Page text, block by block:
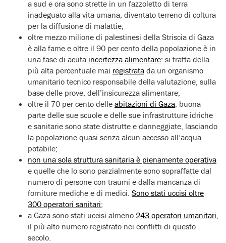
a sud e ora sono strette in un fazzoletto di terra
inadeguato alla vita umana, diventato terreno di coltura
per la diffusione di malattie;
oltre mezzo milione di palestinesi della Striscia di Gaza
è alla fame e oltre il 90 per cento della popolazione è in
una fase di acuta incertezza alimentare: si tratta della
più alta percentuale mai registrata da un organismo
umanitario tecnico responsabile della valutazione, sulla
base delle prove, dell’insicurezza alimentare;
oltre il 70 per cento delle abitazioni di Gaza , buona
parte delle sue scuole e delle sue infrastrutture idriche
e sanitarie sono state distrutte e danneggiate, lasciando
la popolazione quasi senza alcun accesso all’acqua
potabile;
non una sola struttura sanitaria è pienamente operativa
e quelle che lo sono parzialmente sono sopraffatte dal
numero di persone con traumi e dalla mancanza di
forniture mediche e di medici. Sono stati uccisi oltre
300 operatori sanitari;
a Gaza sono stati uccisi almeno 243 operatori umanitari
il più alto numero registrato nei conflitti di questo
secolo.